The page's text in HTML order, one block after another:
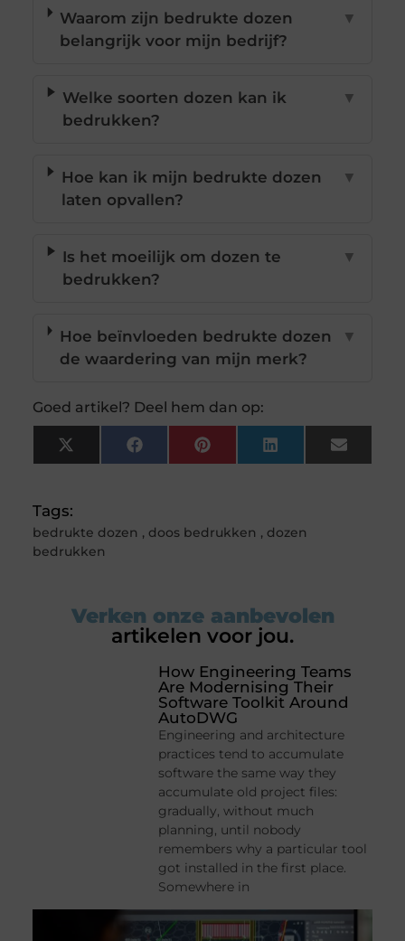
Waarom zijn bedrukte dozen
belangrijk voor mijn bedrijf?
▼
Welke soorten dozen kan ik
bedrukken?
▼
Hoe kan ik mijn bedrukte dozen
laten opvallen?
▼
Is het moeilijk om dozen te
bedrukken?
▼
Hoe beïnvloeden bedrukte dozen
de waardering van mijn merk?
▼
Goed artikel? Deel hem dan op:
X
(Twitter)
FacebookPinterestLinkedInEmail
Tags:
bedrukte dozen , doos bedrukken , dozen
bedrukken
Verken onze aanbevolen
artikelen voor jou.
How Engineering Teams
Are Modernising Their
Software Toolkit Around
AutoDWG
Engineering and architecture
practices tend to accumulate
software the same way they
accumulate old project files:
gradually, without much
planning, until nobody
remembers why a particular tool
got installed in the first place.
Somewhere in